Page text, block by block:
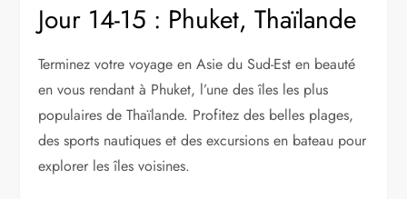
Jour 14-15 : Phuket, Thaïlande
Terminez votre voyage en Asie du Sud-Est en beauté
en vous rendant à Phuket, l’une des îles les plus
populaires de Thaïlande. Profitez des belles plages,
des sports nautiques et des excursions en bateau pour
explorer les îles voisines.